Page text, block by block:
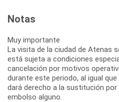
Notas
Muy importante
La visita de la ciudad de Atenas
está sujeta a condiciones
cancelación por motivos
durante este periodo, al igual
dará derecho a la sustitución
embolso alguno.